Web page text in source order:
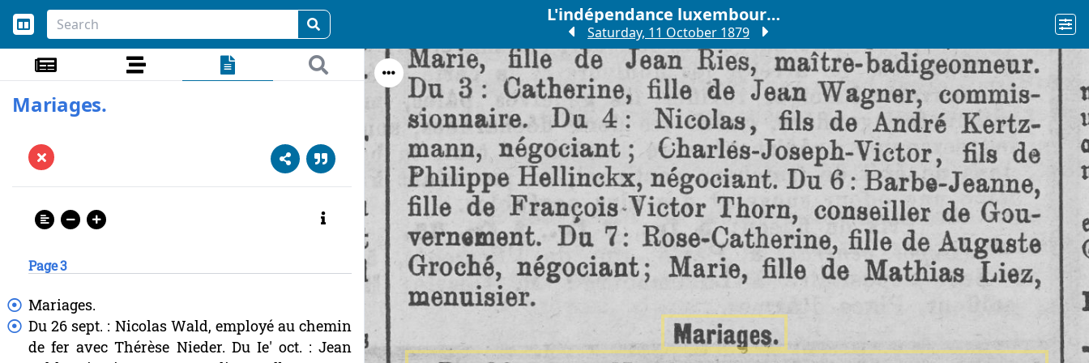
L'indépendance luxembourgeoise
Saturday, 11 October 1879
Mariages.
Page 3
Mariages.
Du26 sept. : Nicolas Wald, employé au chemin
deferavecThérèse Nieder. Du Ie' oct. :Jean